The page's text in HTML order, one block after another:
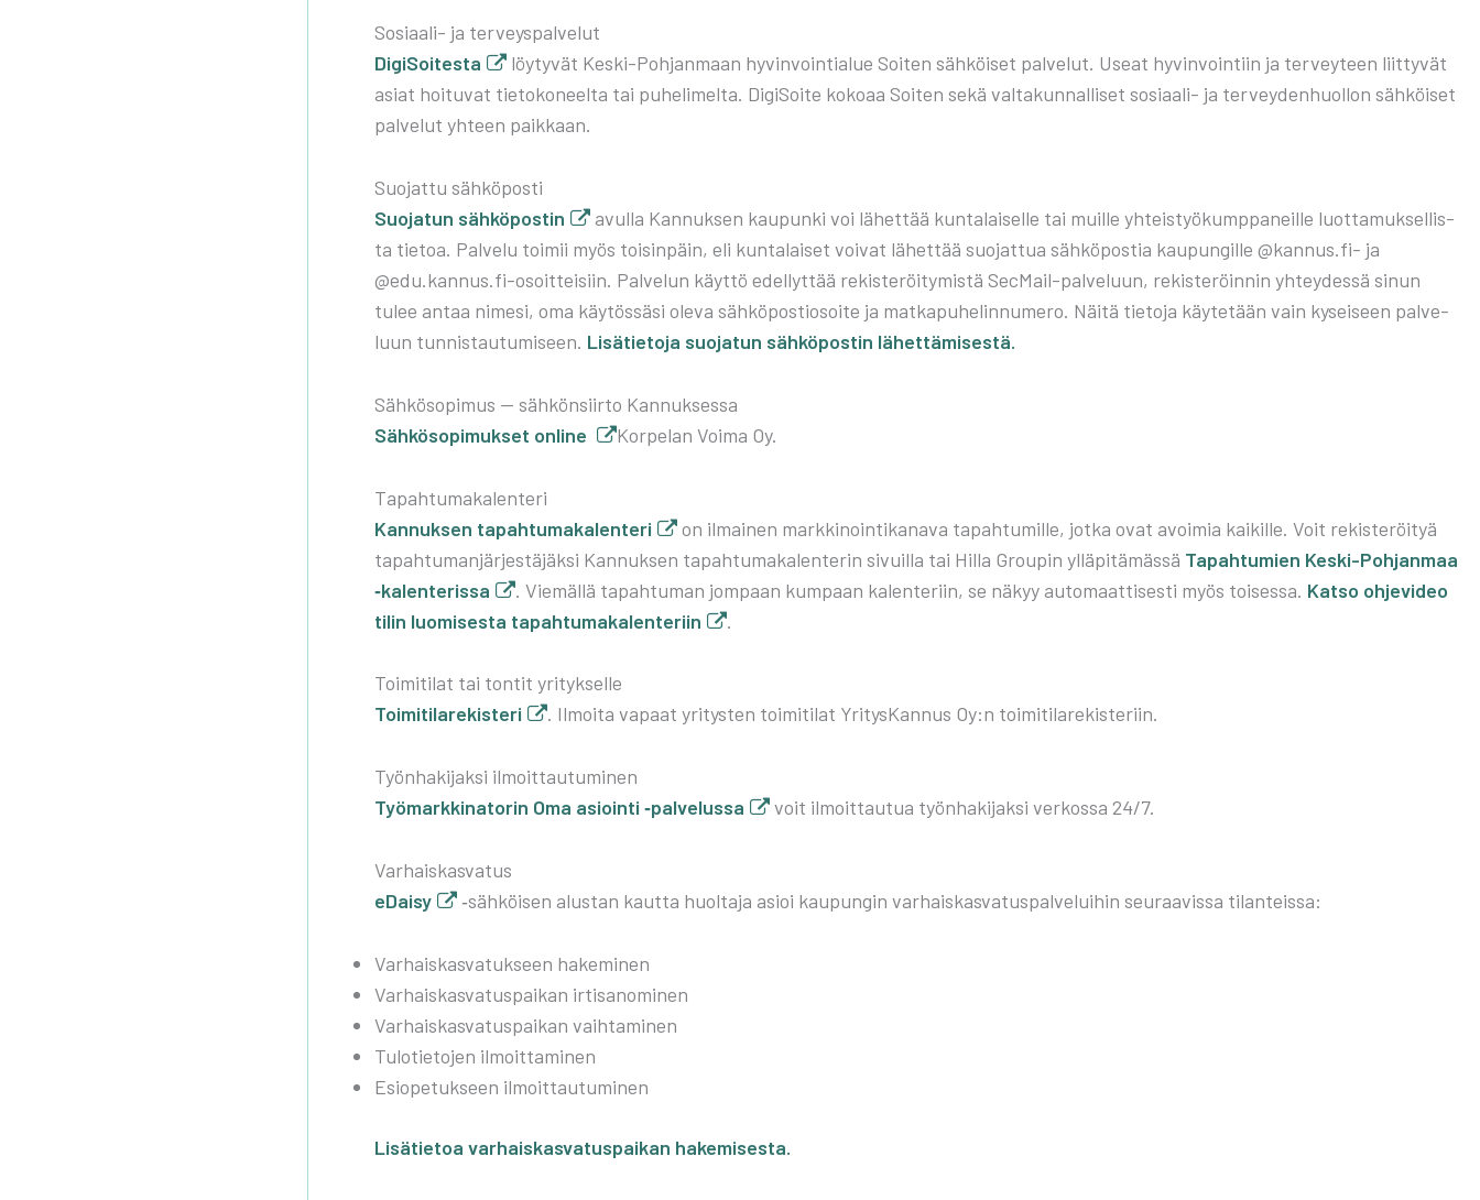
Sosi­aa­li- ja ter­veys­pal­ve­lut
Digi­Soi­tes­ta
löy­ty­vät Kes­ki-Poh­jan­maan hyvin­voin­tia­lue Soi­ten säh­köi­set pal­ve­lut. Useat hyvin­voin­tiin ja ter­vey­teen liit­ty­vät
asiat hoi­tu­vat tie­to­ko­neel­ta tai puhe­li­mel­ta. Digi­Soi­te koko­aa Soi­ten sekä val­ta­kun­nal­li­set sosi­aa­li- ja ter­vey­den­huol­lon säh­köi­set
pal­ve­lut yhteen paik­kaan.
Suo­jat­tu säh­kö­pos­ti
Suo­ja­tun säh­kö­pos­tin
avul­la Kan­nuk­sen kau­pun­ki voi lähet­tää kun­ta­lai­sel­le tai muil­le yhteis­työ­kump­pa­neil­le luot­ta­muk­sel­lis­
ta tie­toa. Pal­ve­lu toi­mii myös toi­sin­päin, eli kun­ta­lai­set voi­vat lähet­tää suo­jat­tua säh­kö­pos­tia kau­pun­gil­le @kannus.fi- ja
@edu.kannus.fi-osoitteisiin. Pal­ve­lun käyt­tö edel­lyt­tää rekis­te­röi­ty­mis­tä Sec­Mail-pal­ve­luun, rekis­te­röin­nin yhtey­des­sä sinun
tulee antaa nime­si, oma käy­tös­sä­si ole­va säh­kö­pos­tio­soi­te ja mat­ka­pu­he­lin­nu­me­ro. Näi­tä tie­to­ja käy­te­tään vain kysei­seen pal­ve­
luun tun­nis­tau­tu­mi­seen. Lisä­tie­to­ja suo­ja­tun säh­kö­pos­tin lähet­tä­mi­ses­tä.
Säh­kö­so­pi­mus — säh­kön­siir­to Kan­nuk­ses­sa
Säh­kö­so­pi­muk­set onli­ne
Kor­pe­lan Voi­ma Oy.
Tapah­tu­ma­ka­len­te­ri
Kan­nuk­sen tapah­tu­ma­ka­len­te­ri
on ilmai­nen mark­ki­noin­ti­ka­na­va tapah­tu­mil­le, jot­ka ovat avoi­mia kai­kil­le. Voit rekis­te­röi­tyä
tapah­tu­man­jär­jes­tä­jäk­si Kan­nuk­sen tapah­tu­ma­ka­len­te­rin sivuil­la tai Hil­la Grou­pin yllä­pi­tä­mäs­sä Tapah­tu­mien Kes­ki-Poh­jan­maa
‑kalen­te­ris­sa
. Vie­mäl­lä tapah­tu­man jom­paan kum­paan kalen­te­riin, se näkyy auto­maat­ti­ses­ti myös toi­ses­sa. Kat­so ohje­vi­deo
tilin luo­mi­ses­ta tapah­tu­ma­ka­len­te­riin
.
Toi­mi­ti­lat tai ton­tit yri­tyk­sel­le
Toi­mi­ti­la­re­kis­te­ri
. Ilmoi­ta vapaat yri­tys­ten toi­mi­ti­lat Yri­tys­Kan­nus Oy:n toi­mi­ti­la­re­kis­te­riin.
Työn­ha­ki­jak­si ilmoit­tau­tu­mi­nen
Työ­mark­ki­na­to­rin Oma asioin­ti ‑pal­ve­lus­sa
voit ilmoit­tau­tua työn­ha­ki­jak­si ver­kos­sa 24/7.
Var­hais­kas­va­tus
eDai­sy
‑säh­köi­sen alus­tan kaut­ta huol­ta­ja asioi kau­pun­gin var­hais­kas­va­tus­pal­ve­lui­hin seu­raa­vis­sa tilan­teis­sa:
Var­hais­kas­va­tuk­seen hake­mi­nen
Var­hais­kas­va­tus­pai­kan irti­sa­no­mi­nen
Var­hais­kas­va­tus­pai­kan vaih­ta­mi­nen
Tulo­tie­to­jen ilmoit­ta­mi­nen
Esio­pe­tuk­seen ilmoit­tau­tu­mi­nen
Lisä­tie­toa var­hais­kas­va­tus­pai­kan hake­mi­ses­ta.